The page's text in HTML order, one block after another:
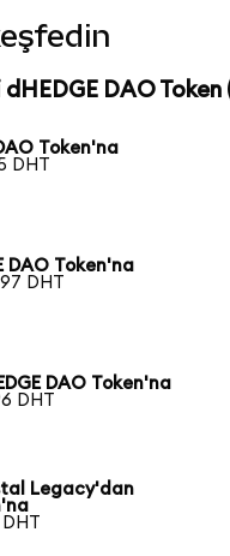
DAO
Token'na
DHT
DAO Token'na
DHT
DAO Token'na
DHT
Legacy'dan